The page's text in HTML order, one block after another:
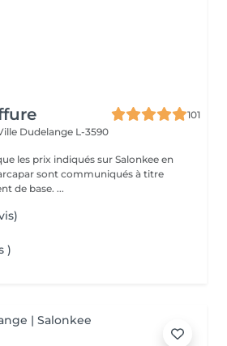
101
Dudelange L-3590
les prix indiqués sur Salonkee en
à titre
de base. ...
)